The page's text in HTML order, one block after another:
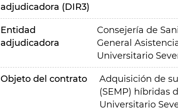
adjudicadora (DIR3)
Entidad
adjudicadora
Consejería de
General
Universitario
Objeto del contrato
Adquisición de
(SEMP) híbridas
Universitario